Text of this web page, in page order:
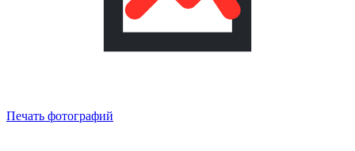
Печать фотографий